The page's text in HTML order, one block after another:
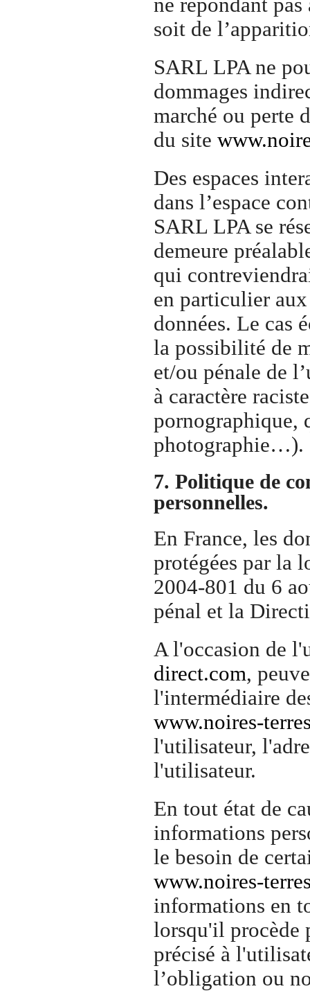
ne répondant
soit de
SARL LPA ne
dommages
marché ou perte
du site
Des espaces
dans l’espace
SARL LPA se
demeure
qui
en particulier
données. Le cas
la possibilité de
et/ou pénale de
à caractère
pornographique,
photographie…).
7. Politique de
personnelles.
En France, les
protégées par la
2004-801 du 6
pénal et la
A l'occasion de
direct.com,
l'intermédiaire
www.noires-
l'utilisateur,
l'utilisateur.
En tout état de
informations
le besoin de
www.noires-
informations en
lorsqu'il procède
précisé à
l’obligation ou